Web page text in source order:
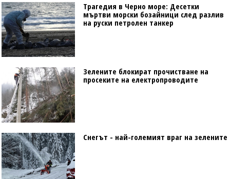
Трагедия в Черно море: Десетки
мъртви морски бозайници след разлив
на руски петролен танкер
Зелените блокират прочистване на
просеките на електропроводите
Снегът - най-големият враг на зелените